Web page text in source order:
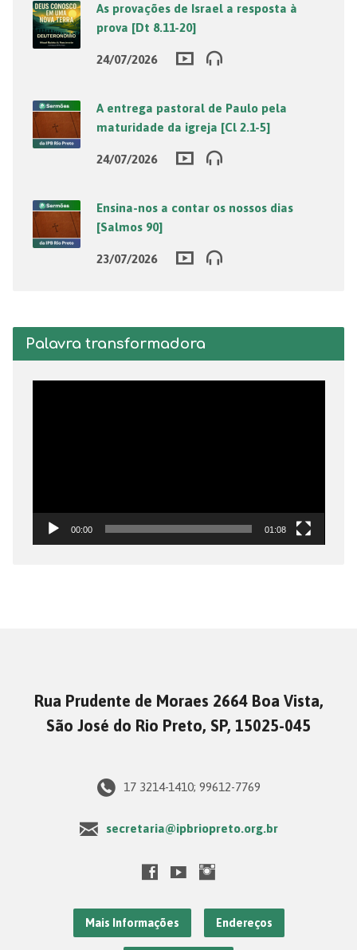
As provações de Israel a resposta à
prova [Dt 8.11-20]
24/07/2026
A entrega pastoral de Paulo pela
maturidade da igreja [Cl 2.1-5]
24/07/2026
Ensina-nos a contar os nossos dias
[Salmos 90]
23/07/2026
Palavra transformadora
00:00 01:08
Rua Prudente de Moraes 2664 Boa Vista,
São José do Rio Preto, SP, 15025-045
17 3214-1410; 99612-7769
secretaria@ipbriopreto.org.br
Mais Informações Endereços